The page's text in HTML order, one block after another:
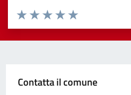
Valuta 5 stelle su 5
Valuta 4 stelle su 5
Valuta 3 stelle su 5
Valuta 2 stelle su 5
Valuta 1 stelle su 5
Contatta il comune